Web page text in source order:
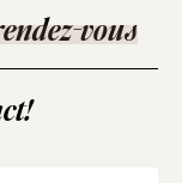
vous